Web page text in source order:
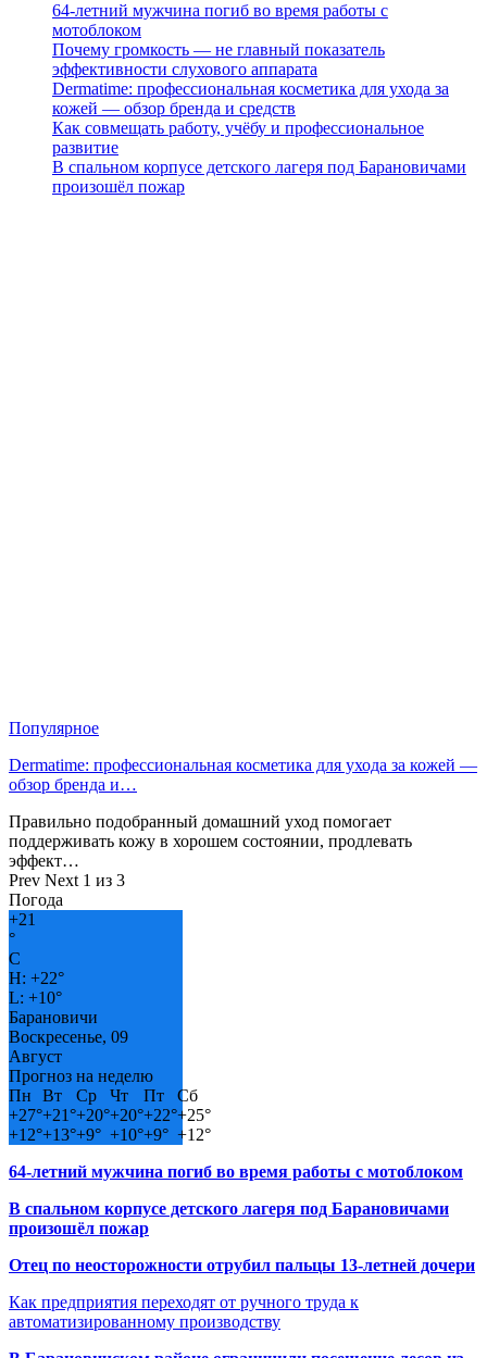
64-летний мужчина погиб во время работы с
мотоблоком
Почему громкость — не главный показатель
эффективности слухового аппарата
Dermatime: профессиональная косметика для ухода за
кожей — обзор бренда и средств
Как совмещать работу, учёбу и профессиональное
развитие
В спальном корпусе детского лагеря под Барановичами
произошёл пожар
Популярное
Dermatime: профессиональная косметика для ухода за кожей —
обзор бренда и…
Правильно подобранный домашний уход помогает
поддерживать кожу в хорошем состоянии, продлевать
эффект…
Prev Next 1 из 3
Погода
+21
°
C
H: +22°
L: +10°
Барановичи
Воскресенье, 09
Август
Прогноз на неделю
Пн
Вт Ср Чт Пт
Сб
+27°+21°+20°+20°+22°+25°
+12°+13°+9° +10°+9° +12°
64-летний мужчина погиб во время работы с мотоблоком
В спальном корпусе детского лагеря под Барановичами
произошёл пожар
Отец по неосторожности отрубил пальцы 13-летней дочери
Как предприятия переходят от ручного труда к
автоматизированному производству